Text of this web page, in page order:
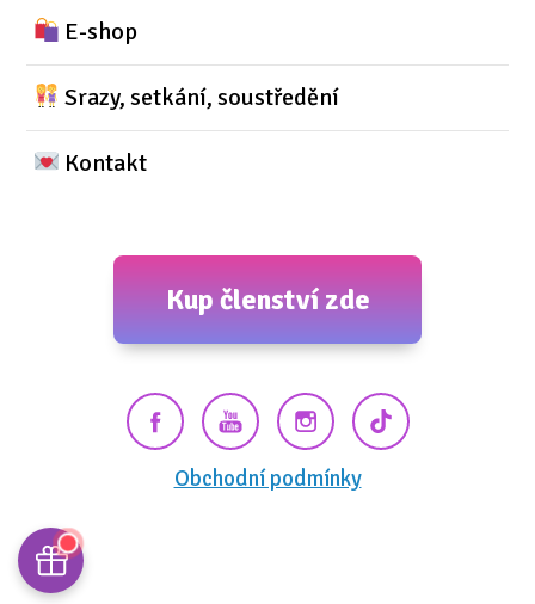
E-shop
Srazy, setkání, soustředění
Kontakt
Kup členství zde
Obchodní podmínky